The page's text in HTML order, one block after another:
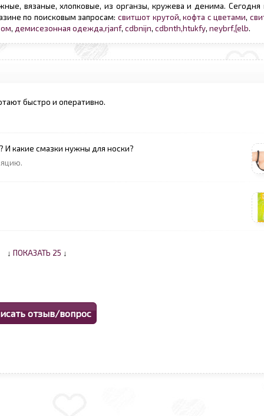
вязаные, хлопковые, из органзы, кружева и денима.
по поисковым запросам: свитшот крутой,кофта с цветами,
, демисезонная одежда,rjanf, cdbnijn, cdbnth,htukfy, neybrf,[elb.
быстро и оперативно.
И какие смазки нужны для носки?
↓ ПОКАЗАТЬ 25 ↓